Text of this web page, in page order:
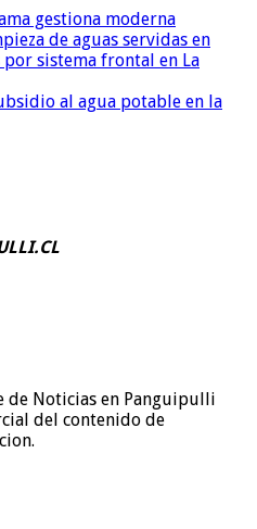
gestiona moderna
de aguas servidas en
por sistema frontal en La
al agua potable en la
Noticias en Panguipulli
del contenido de